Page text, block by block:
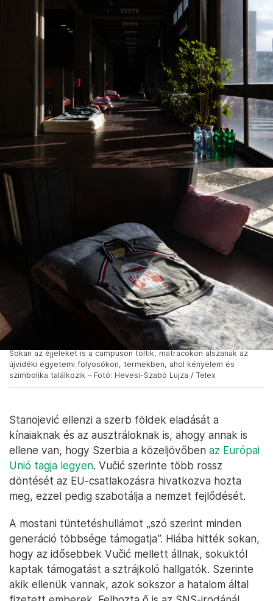
Sokan az éjjeleket is a campuson töltik, matracokon alszanak az
újvidéki egyetemi folyosókon, termekben, ahol kényelem és
szimbolika találkozik – Fotó: Hevesi-Szabó Lujza / Telex
Stanojević ellenzi a szerb földek eladását a
kínaiaknak és az ausztráloknak is, ahogy annak is
ellene van, hogy Szerbia a közeljövőben az Európai
Unió tagja legyen. Vučić szerinte több rossz
döntését az EU-csatlakozásra hivatkozva hozta
meg, ezzel pedig szabotálja a nemzet fejlődését.
A mostani tüntetéshullámot „szó szerint minden
generáció többsége támogatja”. Hiába hitték sokan,
hogy az idősebbek Vučić mellett állnak, sokuktól
kaptak támogatást a sztrájkoló hallgatók. Szerinte
akik ellenük vannak, azok sokszor a hatalom által